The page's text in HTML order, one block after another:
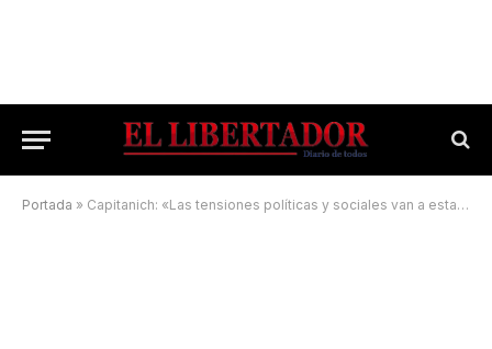
Portada » Capitanich: «Las tensiones políticas y sociales van a estar en el centro de la escena»